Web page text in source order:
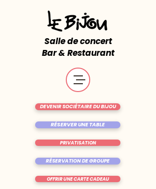
Salle de concert
Bar & Restaurant
RÉSERVER UNE TABLE
OFFRIR UNE CARTE CADEAU
DEVENIR SOCIÉTAIRE DU BIJOU
RÉSERVATION DE GROUPE
PRIVATISATION